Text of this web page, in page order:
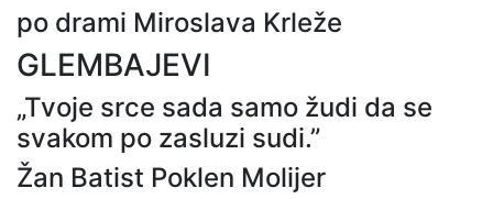
po drami Miroslava Krleže
GLEMBAJEVI
„Tvoje srce sada samo žudi da se
svakom po zasluzi sudi.”
Žan Batist Poklen Molijer